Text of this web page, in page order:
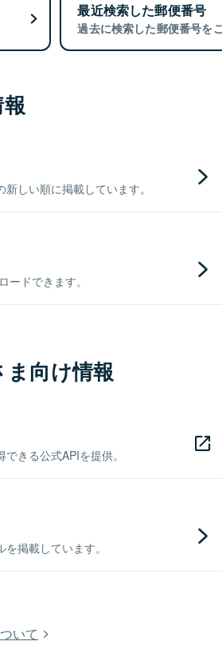
最近検索した郵便番号
過去に検索した郵便番号を
しい順に掲載しています。
ドできます。
向け情報
きる公式APIを提供。
掲載しています。
いて